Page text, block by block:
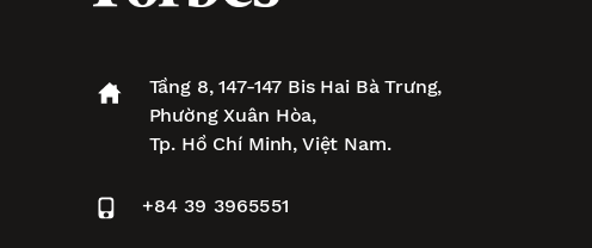
Tầng 8, 147-147 Bis Hai Bà Trưng,
Phường Xuân Hòa,
Tp. Hồ Chí Minh, Việt Nam.
+84 39 3965551